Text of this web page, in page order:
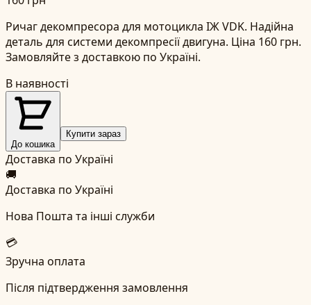
Ричаг декомпресора для мотоцикла ІЖ VDK. Надійна
деталь для системи декомпресії двигуна. Ціна 160 грн.
Замовляйте з доставкою по Україні.
В наявності
До кошика
Купити зараз
Доставка по Україні
🚚
Доставка по Україні
Нова Пошта та інші служби
💳
Зручна оплата
Після підтвердження замовлення